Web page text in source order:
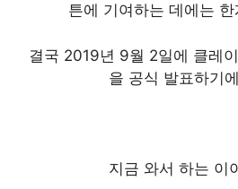
튼에 기여하는 데에는
결국 2019년 9월 2일에 클레
을 공식 발표하기
지금 와서 하는 이